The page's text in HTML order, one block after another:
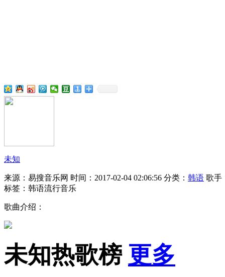
未知
来源：易搜音乐网 时间：2017-02-04 02:06:56 分类： 韩语 歌手
标签：韩语流行音乐
歌曲介绍：
未知热歌榜 更多